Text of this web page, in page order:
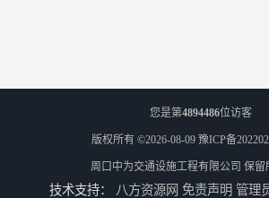
您是第4894486位访客
版权所有 ©2026-08-09 豫ICP备
周口中为交通设施工程有限公司 保留
技术支持： 八方资源网 免责声明 管理